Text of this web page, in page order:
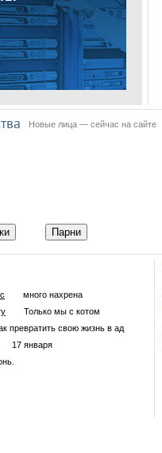
Новые лица — сейчас на сайте
Парни
много нахрена
Только мы с котом
превратить свою жизнь в ад
17 января